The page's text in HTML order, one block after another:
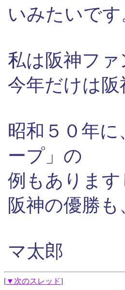
いみたいです
私は阪神フ
今年だけは
昭和５０年
ープ」の
例もあります
阪神の優勝
マ太郎
[▼次のスレッド]